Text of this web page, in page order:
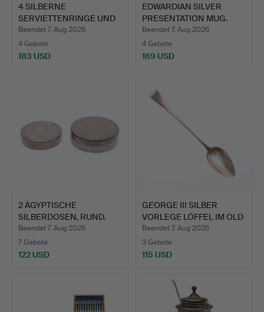
4 SILBERNE
SERVIETTENRINGE UND
EIN PAAR ST…
Beendet 7. Aug 2026
4 Gebote
183 USD
EDWARDIAN SILVER
PRESENTATION MUG.
Beendet 7. Aug 2026
4 Gebote
169 USD
2 ÄGYPTISCHE
SILBERDOSEN, RUND.
Beendet 7. Aug 2026
7 Gebote
122 USD
GEORGE III SILBER
VORLEGE LÖFFEL IM OLD
EN…
Beendet 7. Aug 2026
3 Gebote
115 USD